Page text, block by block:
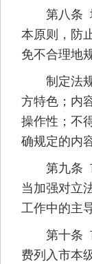
第八条 地
本原则，防
免不合理地
制定法规
方特色；内
操作性；不
确规定的内
第九条 市
当加强对立
工作中的主
第十条 市
费列入市本